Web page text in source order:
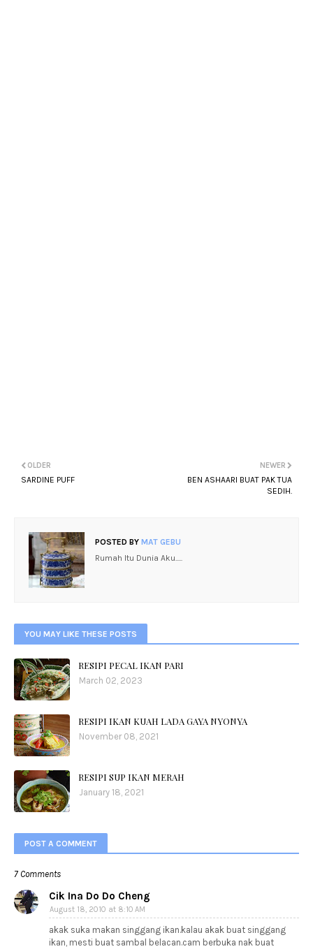
NEWER
BEN ASHAARI BUAT PAK TUA
SEDIH.
OLDER
SARDINE PUFF
POSTED BY MAT GEBU
Rumah Itu Dunia Aku.....
YOU MAY LIKE THESE POSTS
RESIPI PECAL IKAN PARI
March 02, 2023
RESIPI IKAN KUAH LADA GAYA NYONYA
November 08, 2021
RESIPI SUP IKAN MERAH
January 18, 2021
POST A COMMENT
7 Comments
Cik Ina Do Do Cheng
August 18, 2010 at 8:10 AM
akak suka makan singgang ikan.kalau akak buat singgang
ikan, mesti buat sambal belacan.cam berbuka nak buat